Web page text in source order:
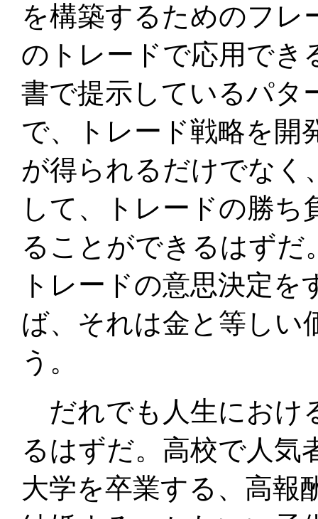
を構築するためのフレ
のトレードで応用でき
書で提示しているパタ
で、トレード戦略を開
が得られるだけでなく
して、トレードの勝
ることができるはずだ
トレードの意思決定
ば、それは金と等しい
う。
だれでも人生におけ
るはずだ。高校で人気
大学を卒業する、高報